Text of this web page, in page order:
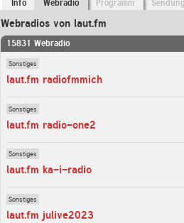
Info Webradio Programm
Webradios von laut.fm
15831 Webradio
Sonstiges
laut.fm radiofmmich
Sonstiges
laut.fm radio-one2
Sonstiges
laut.fm ka-i-radio
Sonstiges
laut.fm julive2023